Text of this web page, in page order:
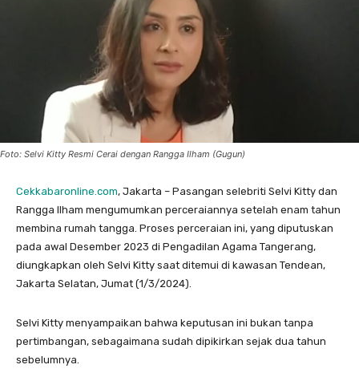
Foto: Selvi Kitty Resmi Cerai dengan Rangga Ilham (Gugun)
Cekkabaronline.com, Jakarta – Pasangan selebriti Selvi Kitty dan
Rangga Ilham mengumumkan perceraiannya setelah enam tahun
membina rumah tangga. Proses perceraian ini, yang diputuskan
pada awal Desember 2023 di Pengadilan Agama Tangerang,
diungkapkan oleh Selvi Kitty saat ditemui di kawasan Tendean,
Jakarta Selatan, Jumat (1/3/2024).
Selvi Kitty menyampaikan bahwa keputusan ini bukan tanpa
pertimbangan, sebagaimana sudah dipikirkan sejak dua tahun
sebelumnya.